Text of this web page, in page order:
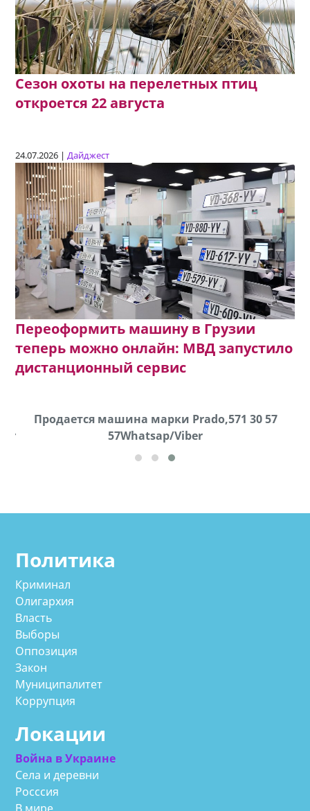
Сезон охоты на перелетных птиц
откроется 22 августа
24.07.2026 | Дайджест
Переоформить машину в Грузии
теперь можно онлайн: МВД запустило
дистанционный сервис
Продается машина марки Prado,571 30 57
57Whatsap/Viber
Политика
Криминал
Олигархия
Власть
Выборы
Оппозиция
Закон
Муниципалитет
Коррупция
Локации
Война в Украине
Села и деревни
Росссия